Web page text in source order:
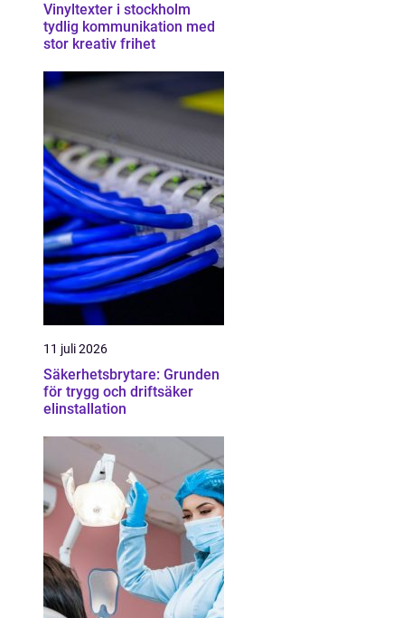
Vinyltexter i stockholm
tydlig kommunikation med
stor kreativ frihet
11 juli 2026
Säkerhetsbrytare: Grunden
för trygg och driftsäker
elinstallation